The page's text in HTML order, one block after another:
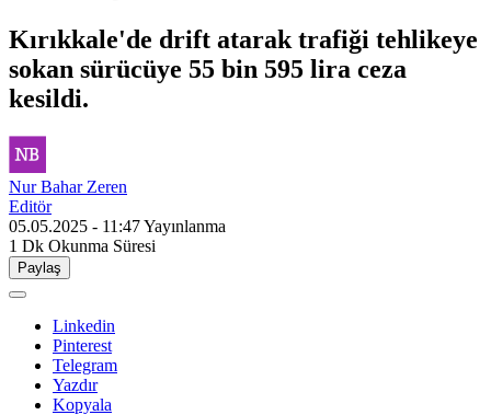
Kırıkkale'de drift atarak trafiği tehlikeye
sokan sürücüye 55 bin 595 lira ceza
kesildi.
Nur Bahar Zeren
Editör
05.05.2025 - 11:47Yayınlanma
1 Dk Okunma Süresi
Paylaş
Linkedin
Pinterest
Telegram
Yazdır
Kopyala